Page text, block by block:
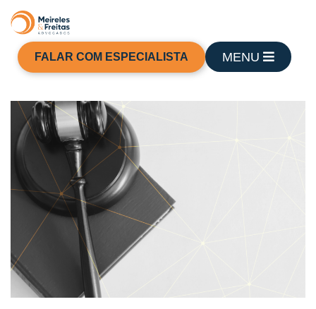
FALAR COM ESPECIALISTA MENU